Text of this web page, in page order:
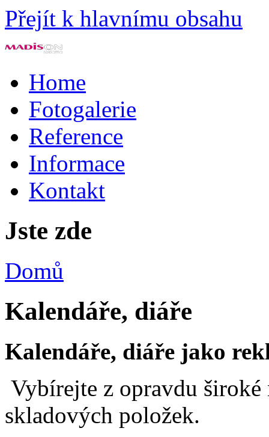
Přejít k hlavnímu obsahu
Home
Fotogalerie
Reference
Informace
Kontakt
Jste zde
Domů
Kalendáře, diáře
Kalendáře, diáře jako
Vybírejte z opravdu
skladových položek.